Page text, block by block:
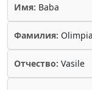
Имя: Baba
Фамилия: Olimpia
Отчество: Vasile